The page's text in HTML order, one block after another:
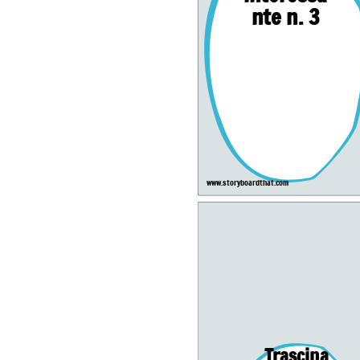
nte n. 3
www.storyboardthat.com